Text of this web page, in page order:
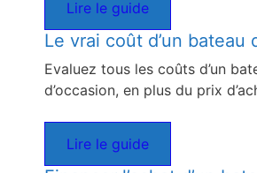
Lire le guide
Le vrai coût d’un bateau
Evaluez tous les coûts d’un
d’occasion, en plus du prix
Lire le guide